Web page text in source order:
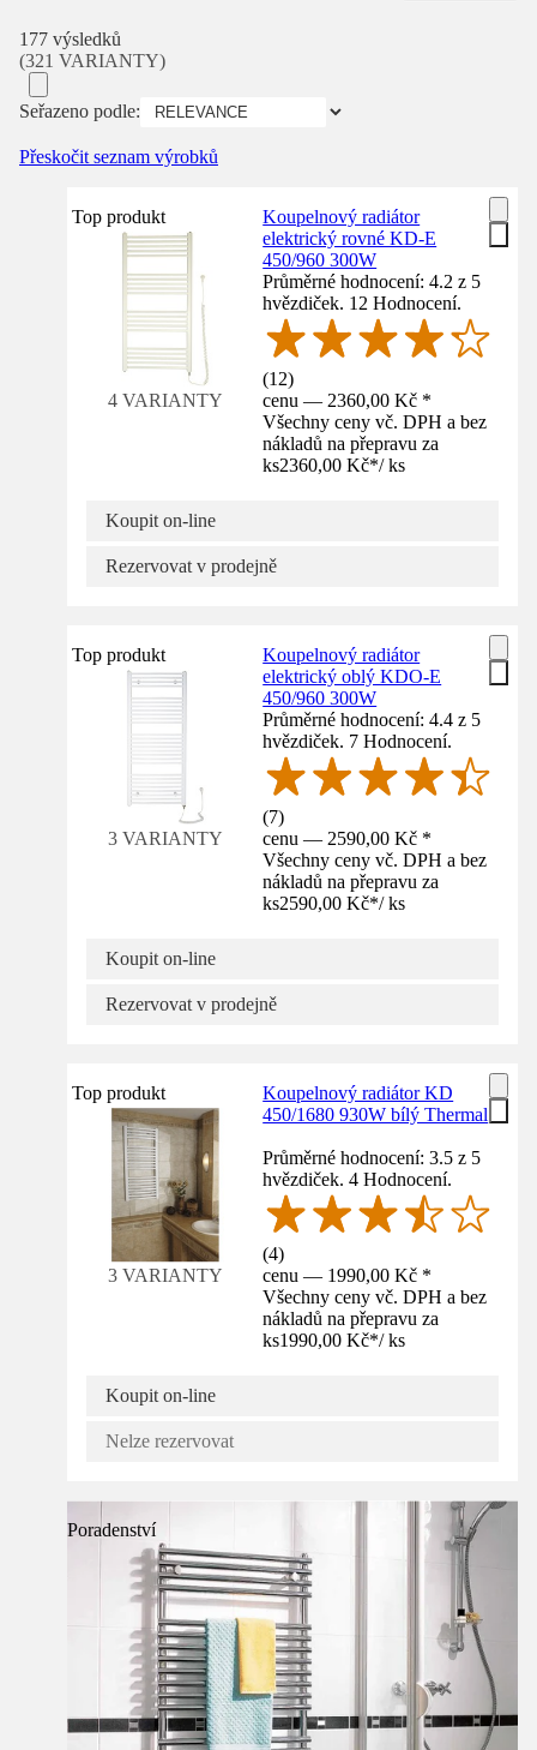
177 výsledků
(321 VARIANTY)
Seřazeno podle:
Přeskočit seznam výrobků
Top produkt
4 VARIANTY
Koupelnový radiátor
elektrický rovné KD-E
450/960 300W
Průměrné hodnocení: 4.2 z 5
hvězdiček. 12 Hodnocení.
(12)
cenu — 2360,00 Kč *
Všechny ceny vč. DPH a bez
nákladů na přepravu za
ks2360,00 Kč*/ ks
Koupit on-line
Rezervovat v prodejně
Top produkt
3 VARIANTY
Koupelnový radiátor
elektrický oblý KDO-E
450/960 300W
Průměrné hodnocení: 4.4 z 5
hvězdiček. 7 Hodnocení.
(7)
cenu — 2590,00 Kč *
Všechny ceny vč. DPH a bez
nákladů na přepravu za
ks2590,00 Kč*/ ks
Koupit on-line
Rezervovat v prodejně
Top produkt
3 VARIANTY
Koupelnový radiátor KD
450/1680 930W bílý Thermal
Průměrné hodnocení: 3.5 z 5
hvězdiček. 4 Hodnocení.
(4)
cenu — 1990,00 Kč *
Všechny ceny vč. DPH a bez
nákladů na přepravu za
ks1990,00 Kč*/ ks
Koupit on-line
Nelze rezervovat
Poradenství